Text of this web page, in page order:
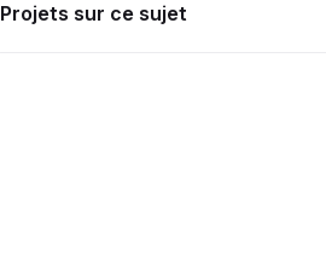
Projets sur ce sujet